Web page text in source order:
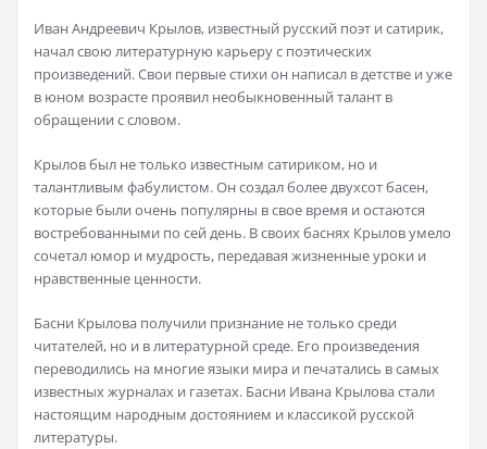
Иван Андреевич Крылов, известный русский поэт и сатирик,
начал свою литературную карьеру с поэтических
произведений. Свои первые стихи он написал в детстве и уже
в юном возрасте проявил необыкновенный талант в
обращении с словом.
Крылов был не только известным сатириком, но и
талантливым фабулистом. Он создал более двухсот басен,
которые были очень популярны в свое время и остаются
востребованными по сей день. В своих баснях Крылов умело
сочетал юмор и мудрость, передавая жизненные уроки и
нравственные ценности.
Басни Крылова получили признание не только среди
читателей, но и в литературной среде. Его произведения
переводились на многие языки мира и печатались в самых
известных журналах и газетах. Басни Ивана Крылова стали
настоящим народным достоянием и классикой русской
литературы.